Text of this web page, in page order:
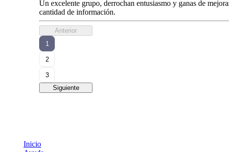
Un excelente grupo, derrochan entusiasmo y ganas de
cantidad de información.
Anterior
1
2
3
Siguiente
Inicio